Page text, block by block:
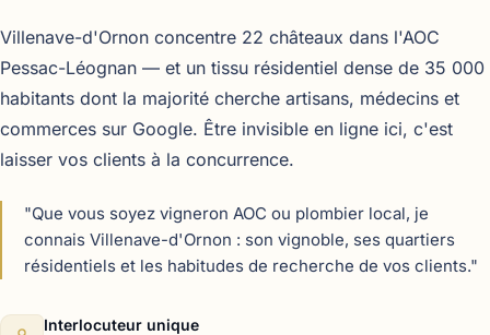
Villenave-d'Ornon concentre 22 châteaux dans l'AOC
Pessac-Léognan — et un tissu résidentiel dense de 35 000
habitants dont la majorité cherche artisans, médecins et
commerces sur Google. Être invisible en ligne ici, c'est
laisser vos clients à la concurrence.
"Que vous soyez vigneron AOC ou plombier local, je
connais Villenave-d'Ornon : son vignoble, ses quartiers
résidentiels et les habitudes de recherche de vos clients."
Interlocuteur unique